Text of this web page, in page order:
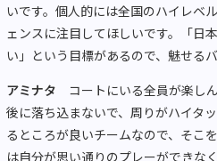
いです。個人的には全国のハイレベ
ェンスに注目してほしいです。「日
い」という目標があるので、魅せる
アミナタ コートにいる全員が楽し
後に落ち込まないで、周りがハイタ
るところが良いチームなので、そこ
は自分が思い通りのプレーができな